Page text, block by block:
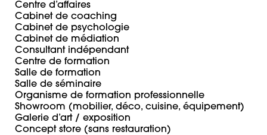
Centre d’affaires
Cabinet de coaching
Cabinet de psychologie
Cabinet de médiation
Consultant indépendant
Centre de formation
Salle de formation
Salle de séminaire
Organisme de formation professionnelle
Showroom (mobilier, déco, cuisine, équipement)
Galerie d’art / exposition
Concept store (sans restauration)